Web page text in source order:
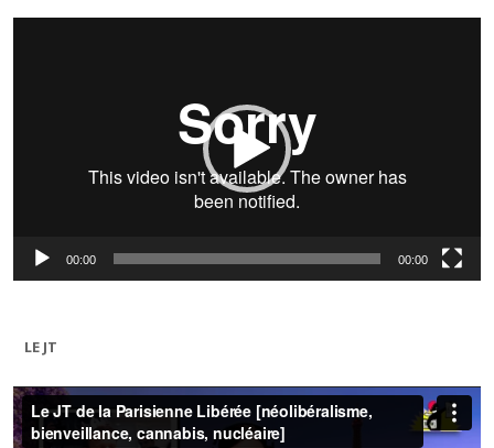
Lecteur
00:00 00:00
LE JT
Lecteur
vidéo